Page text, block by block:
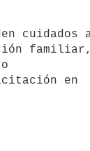
familiar,
en